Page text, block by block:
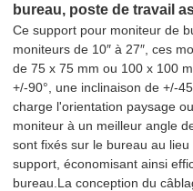
bureau, poste de travail
Ce support pour moniteur de
moniteurs de 10″ à 27″, ces
de 75 x 75 mm ou 100 x 100
+/-90°, une inclinaison de +/-
charge l'orientation paysage
moniteur à un meilleur angle
sont fixés sur le bureau au
support, économisant ainsi
bureau.La conception du